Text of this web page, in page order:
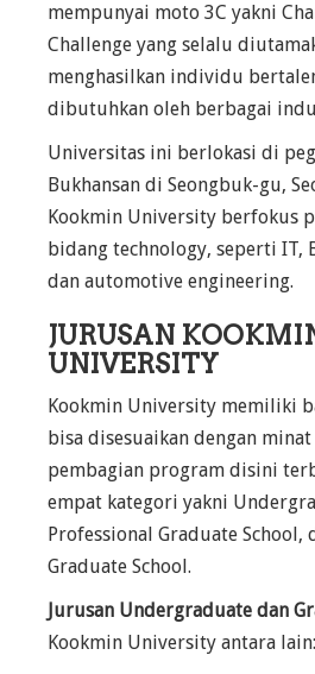
mempunyai moto 3C yakni
Challenge yang selalu
menghasilkan individu
dibutuhkan oleh berbagai
Universitas ini berlokasi di
Bukhansan di Seongbuk-gu,
Kookmin University berfokus
bidang technology, seperti IT,
dan automotive engineering.
JURUSAN
UNIVERSITY
Kookmin University memiliki
bisa disesuaikan dengan
pembagian program disini
empat kategori yakni
Professional Graduate School,
Graduate School.
Jurusan Undergraduate dan
Kookmin University antara lain: